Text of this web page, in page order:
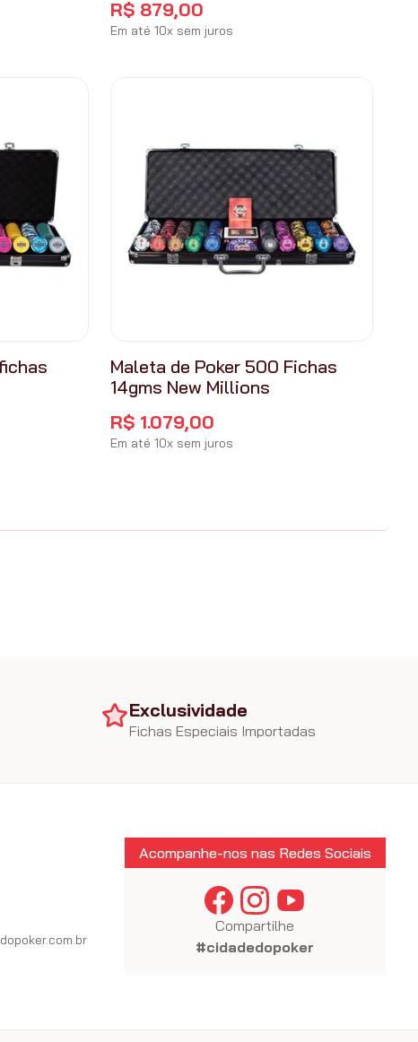
R$ 879,00
Em até 10x sem juros
Maleta de Poker 500 Fichas
14gms New Millions
R$ 1.079,00
Em até 10x sem juros
Exclusividade
Fichas Especiais Importadas
Acompanhe-nos nas Redes Sociais
Compartilhe
#cidadedopoker